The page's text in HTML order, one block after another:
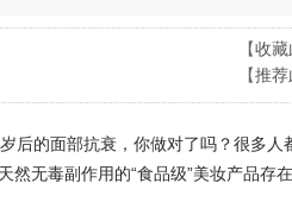
【收藏
【推荐
后的面部抗衰，你做对了吗？很多人
然无毒副作用的“食品级”美妆产品存